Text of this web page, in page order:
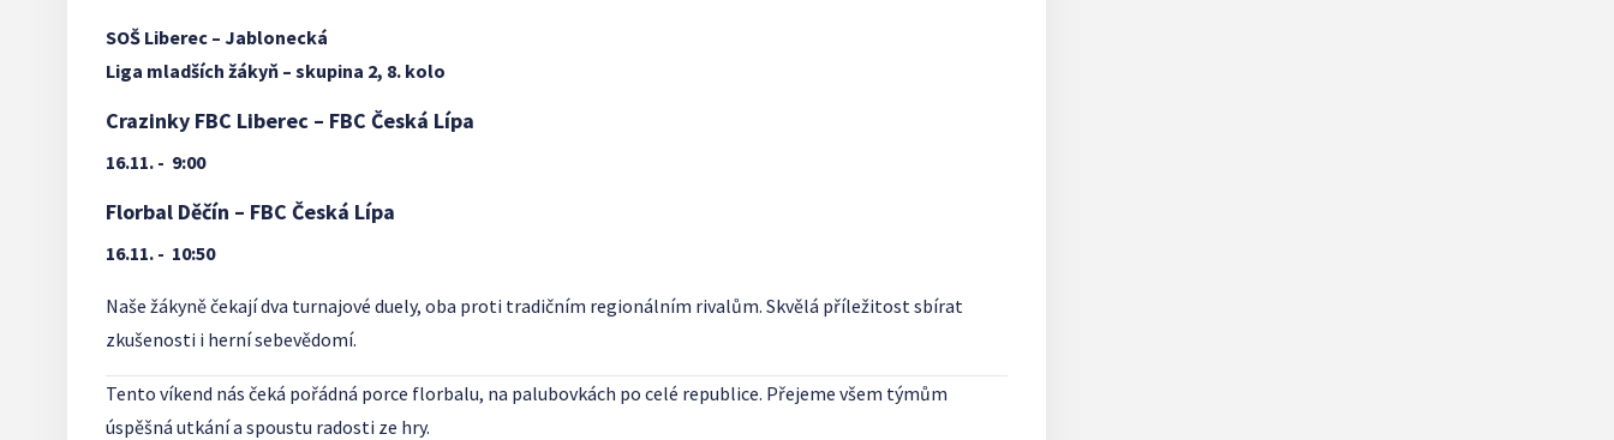
SOŠ Liberec – Jablonecká
Liga mladších žákyň – skupina 2, 8. kolo
Crazinky FBC Liberec – FBC Česká Lípa
16.11. - 9:00
Florbal Děčín – FBC Česká Lípa
16.11. - 10:50
Naše žákyně čekají dva turnajové duely, oba proti tradičním regionálním rivalům. Skvělá příležitost sbírat
zkušenosti i herní sebevědomí.
Tento víkend nás čeká pořádná porce florbalu, na palubovkách po celé republice. Přejeme všem týmům
úspěšná utkání a spoustu radosti ze hry.